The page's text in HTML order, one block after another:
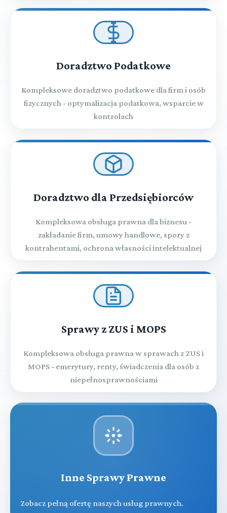
Doradztwo Podatkowe
Kompleksowe doradztwo podatkowe dla firm i osób
fizycznych - optymalizacja podatkowa, wsparcie w
kontrolach
Doradztwo dla Przedsiębiorców
Kompleksowa obsługa prawna dla biznesu -
zakładanie firm, umowy handlowe, spory z
kontrahentami, ochrona własności intelektualnej
Sprawy z ZUS i MOPS
Kompleksowa obsługa prawna w sprawach z ZUS i
MOPS - emerytury, renty, świadczenia dla osób z
niepełnosprawnościami
Inne Sprawy Prawne
Zobacz pełną ofertę naszych usług prawnych.